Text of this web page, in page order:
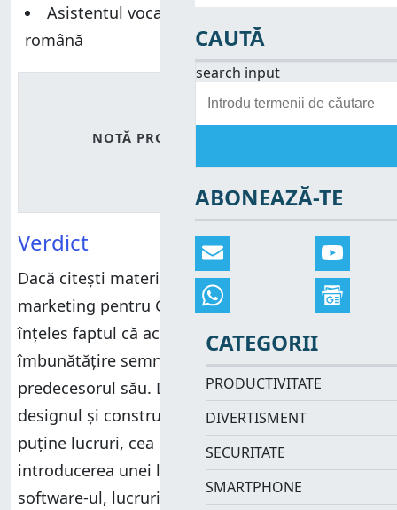
Asistentul vocal nu este disponibil în limba
română
NOTĂ PRODUS 4.5/5
Verdict
Dacă citești materialele de
marketing pentru Garmin Venu 4 este greu de
înțeles faptul că acest model reprezintă o
îmbunătățire semnificativă față de
predecesorul său. Deși în ceea ce privește
designul și construcția s-au schimbat foarte
puține lucruri, cea mai evidentă schimbare fiind
introducerea unei lanterne, în ceea ce privește
software-ul, lucrurile stau semnificativ diferit,
CAUTĂ
search input
ABONEAZĂ-TE
CATEGORII
PRODUCTIVITATE
DIVERTISMENT
SECURITATE
SMARTPHONE